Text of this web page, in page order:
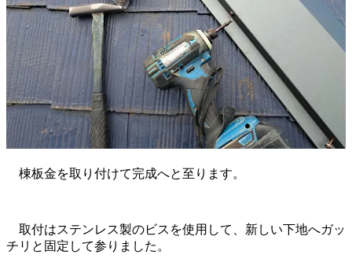
棟板金を取り付けて完成へと至ります。
取付はステンレス製のビスを使用して、新しい下地へガッ
チリと固定して参りました。